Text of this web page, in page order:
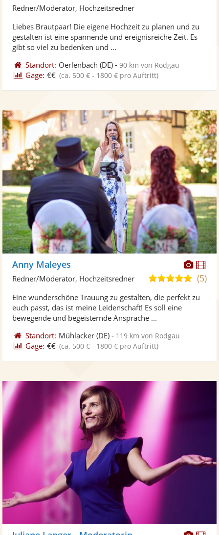
Redner/Moderator, Hochzeitsredner
Liebes Brautpaar! Die eigene Hochzeit zu planen und zu
gestalten ist eine spannende und ereignisreiche Zeit. Es
gibt so viel zu bedenken und ...
Standort: Oerlenbach (DE) -90 km von Rodgau
Gage: €€ (ca. 500 € - 1800 € pro Auftritt)
Fotos
Anny Maleyes
5,0
5
(5)
Redner/Moderator, Hochzeitsredner
Eine wunderschöne Trauung zu gestalten, die perfekt zu
euch passt, das ist meine Leidenschaft! Es soll eine
bewegende und begeisternde Ansprache ...
Standort: Mühlacker (DE) - 119 km von Rodgau
Gage: €€ (ca. 500 € - 1800 € pro Auftritt)